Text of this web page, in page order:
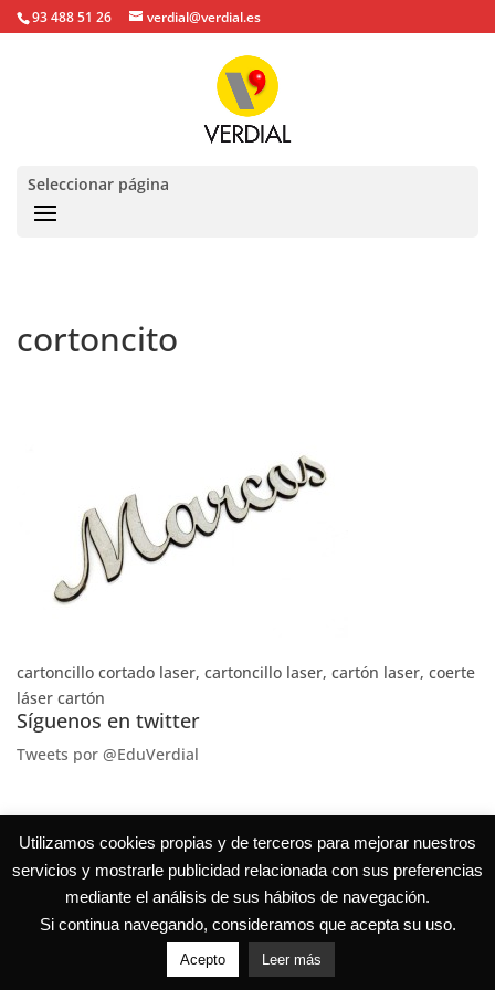
93 488 51 26 verdial@verdial.es
Seleccionar página
cortoncito
cartoncillo cortado laser, cartoncillo laser, cartón laser, coerte
láser cartón
Síguenos en twitter
Tweets por @EduVerdial
Utilizamos cookies propias y de terceros para mejorar nuestros
servicios y mostrarle publicidad relacionada con sus preferencias
mediante el análisis de sus hábitos de navegación.
Si continua navegando, consideramos que acepta su uso.
Acepto Leer más